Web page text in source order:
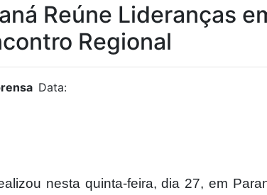
Reúne Lideranças
Regional
Data:
nesta quinta-feira, dia 27, em